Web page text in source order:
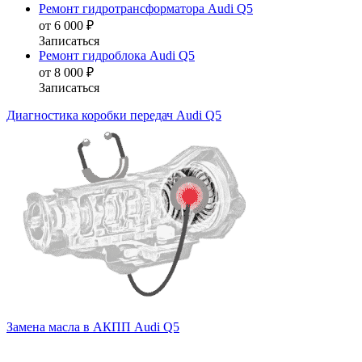
Ремонт гидротрансформатора Audi Q5
от 6 000 ₽
Записаться
Ремонт гидроблока Audi Q5
от 8 000 ₽
Записаться
Диагностика коробки передач Audi Q5
Замена масла в АКПП Audi Q5